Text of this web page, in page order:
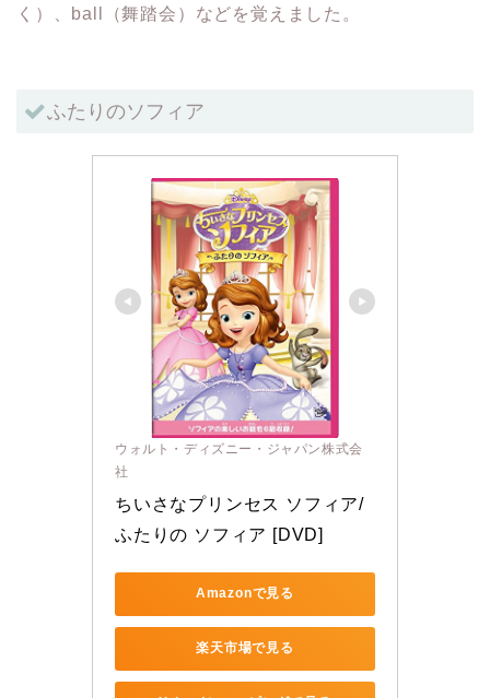
く）、ball（舞踏会）などを覚えました。
ふたりのソフィア
ウォルト・ディズニー・ジャパン株式会
社
ちいさなプリンセス ソフィア/
ふたりの ソフィア [DVD]
Amazonで見る
楽天市場で見る